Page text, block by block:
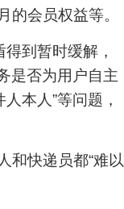
的会员权益等。
到暂时缓解，
是否为用户自主
本人”等问题，
快递员都“难以